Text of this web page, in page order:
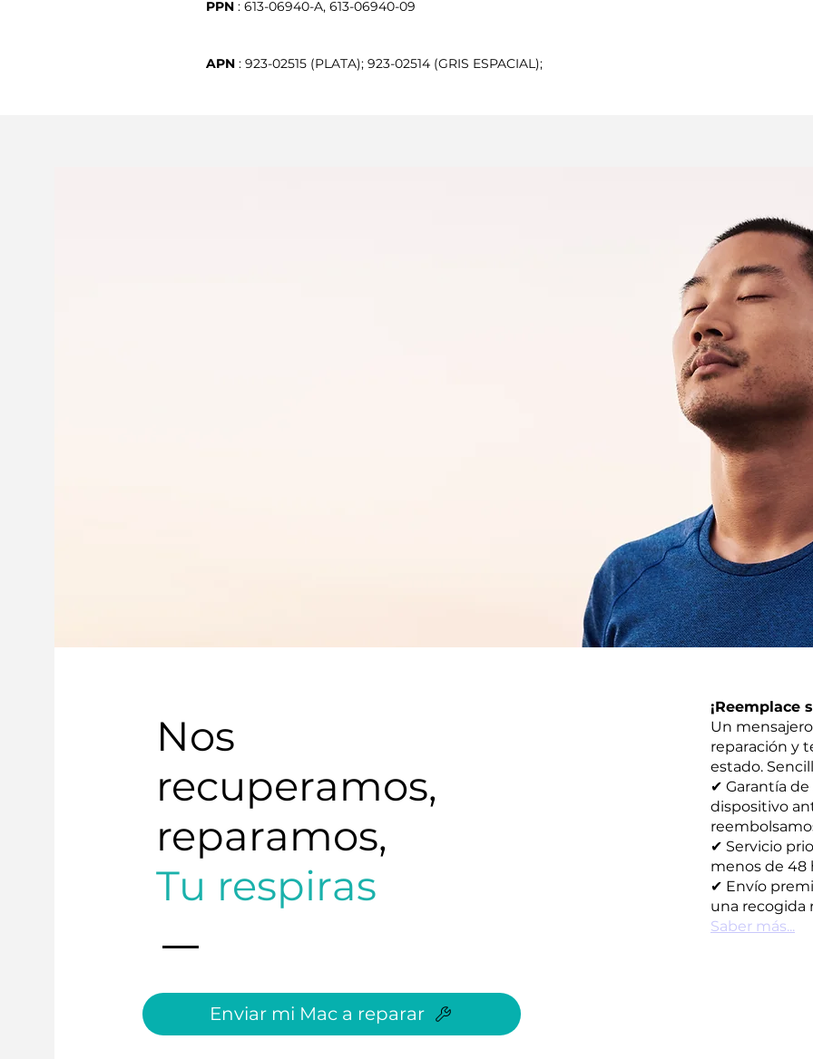
PPN
APN : 923-02515 (PLATA); 923-02514 (GRIS ESPACIAL);
Nos
recuperamos,
reparamos,
Tu respiras
Enviar mi Mac a reparar
¡Reemplace
Un
reparación y
estado.
✔ Garantía
dispositivo
✔ Servicio
menos de 48
✔ Envío
una recogida
Saber más...